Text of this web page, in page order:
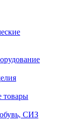
товары
СИЗ